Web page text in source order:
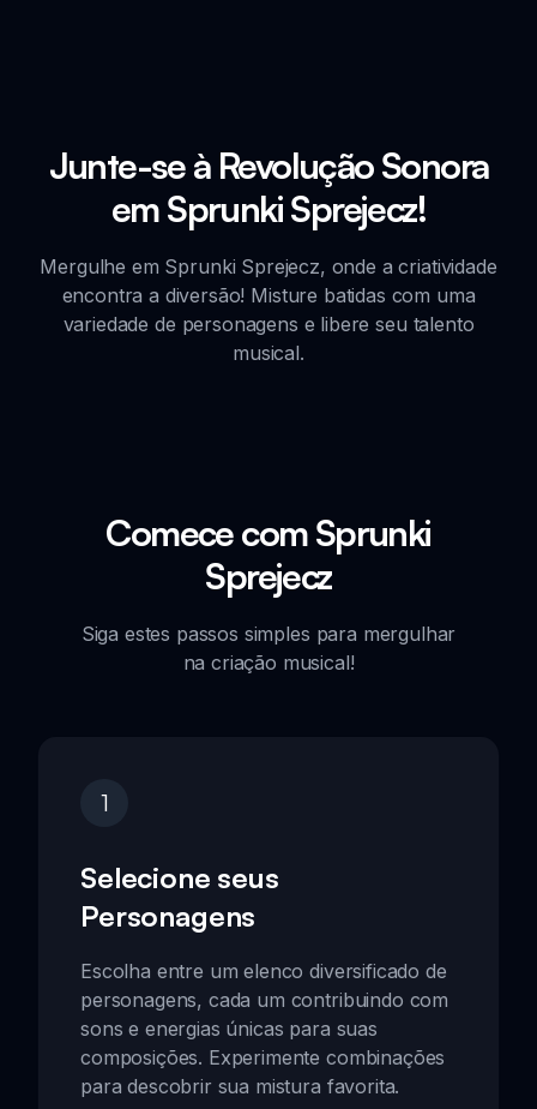
Junte-se à Revolução Sonora
em Sprunki Sprejecz!
Mergulhe em Sprunki Sprejecz, onde a criatividade
encontra a diversão! Misture batidas com uma
variedade de personagens e libere seu talento
musical.
Comece com Sprunki
Sprejecz
Siga estes passos simples para mergulhar
na criação musical!
1
Selecione seus
Personagens
Escolha entre um elenco diversificado de
personagens, cada um contribuindo com
sons e energias únicas para suas
composições. Experimente combinações
para descobrir sua mistura favorita.